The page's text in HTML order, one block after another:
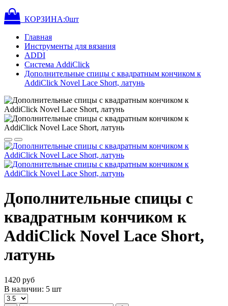
КОРЗИНА:0шт
Главная
Инструменты для вязания
ADDI
Система AddiClick
Дополнительные спицы с квадратным кончиком к
AddiClick Novel Lace Short, латунь
Дополнительные спицы с
квадратным кончиком к
AddiClick Novel Lace Short,
латунь
1420 руб
В наличии: 5 шт